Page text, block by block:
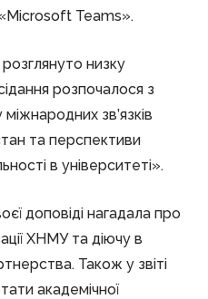
Teams».
низку
розпочалося з
міжнародних зв’язків
та перспективи
в університеті».
доповіді нагадала про
ХНМУ та діючу в
Також у звіті
академічної